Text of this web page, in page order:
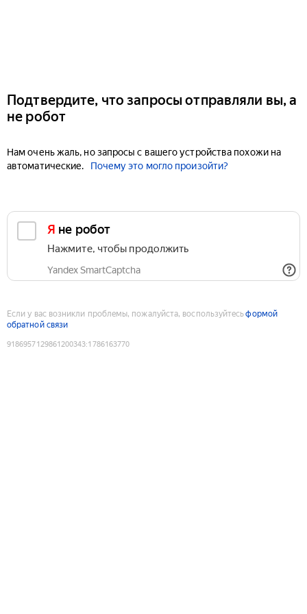
Подтвердите, что запросы отправляли вы, а
не робот
Нам очень жаль, но запросы с вашего устройства похожи на
автоматические.
Почему это могло произойти?
Я не робот
Нажмите, чтобы продолжить
Yandex SmartCaptcha
Если у вас возникли проблемы, пожалуйста, воспользуйтесьформой
обратной связи
9186957129861200343:1786163770